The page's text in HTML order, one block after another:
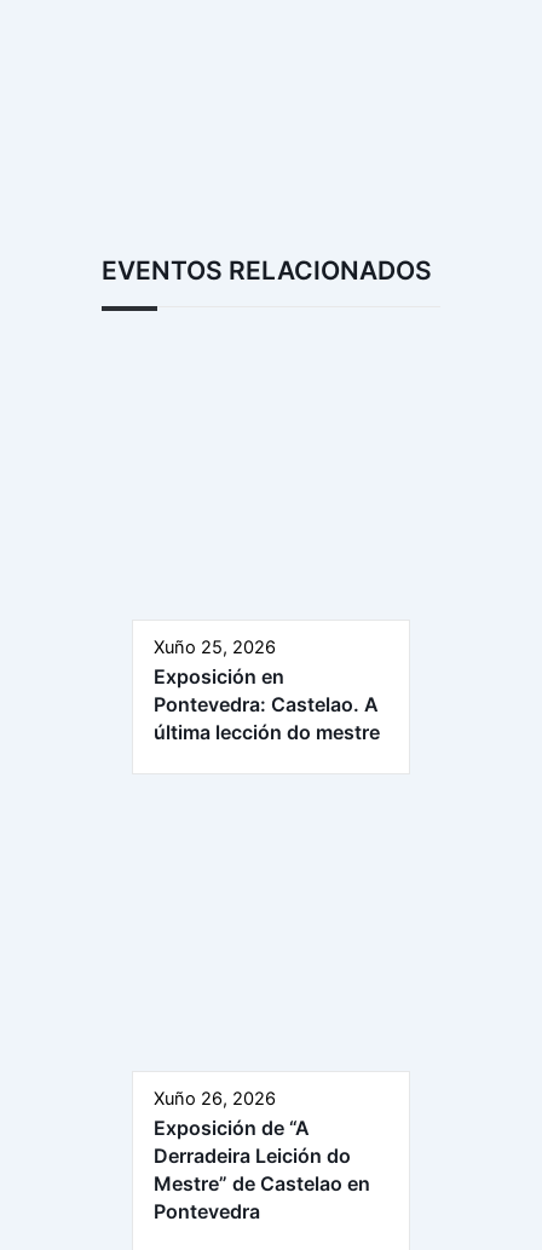
EVENTOS RELACIONADOS
Xuño 25, 2026
Exposición en
Pontevedra: Castelao. A
última lección do mestre
Xuño 26, 2026
Exposición de “A
Derradeira Leición do
Mestre” de Castelao en
Pontevedra